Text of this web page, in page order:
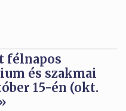
félnapos
és szakmai
15-én (okt.